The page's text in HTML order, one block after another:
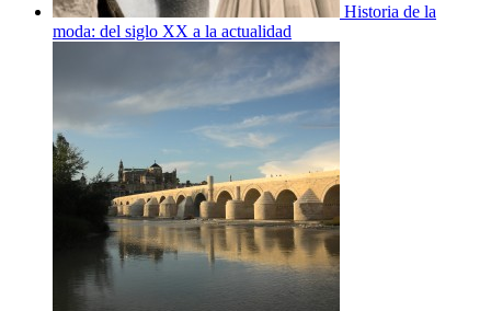
Historia de la
moda: del siglo XX a la actualidad